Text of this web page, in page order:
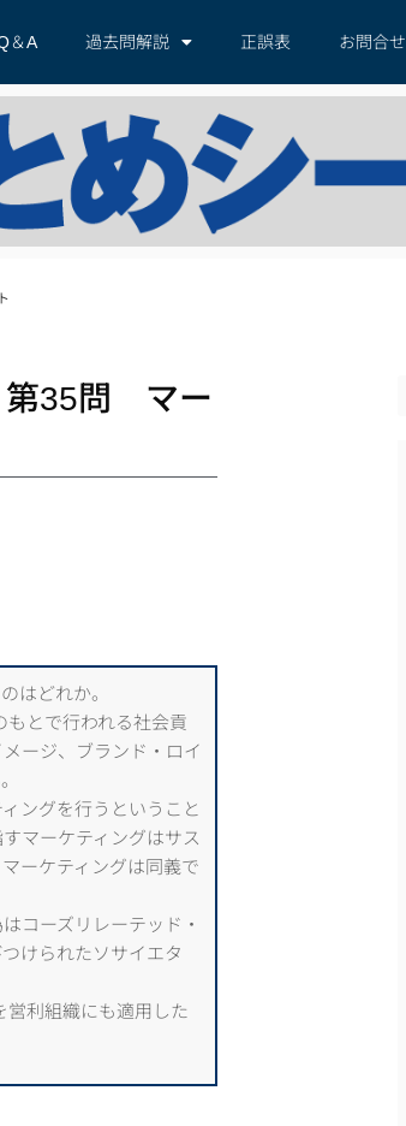
＆A 過去問解説 正誤表 お問合せ
第35問 マー
はどれか。
とで行われる社会貢
ージ、ブランド・ロイ
ングを行うということ
マーケティングはサス
ーケティングは同義で
コーズリレーテッド・
けられたソサイエタ
利組織にも適用した